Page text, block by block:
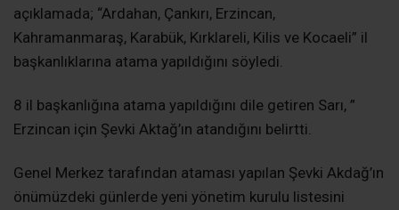
açıklamada; “Ardahan, Çankırı, Erzincan,
Kahramanmaraş, Karabük, Kırklareli, Kilis ve Kocaeli” il
başkanlıklarına atama yapıldığını söyledi.
8 il başkanlığına atama yapıldığını dile getiren Sarı, ”
Erzincan için Şevki Aktağ’ın atandığını belirtti.
Genel Merkez tarafından ataması yapılan Şevki Akdağ’ın
önümüzdeki günlerde yeni yönetim kurulu listesini